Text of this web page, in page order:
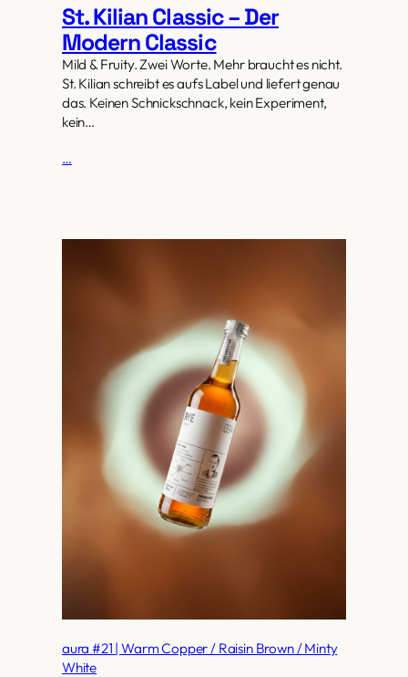
St. Kilian Classic – Der
Modern Classic
Mild & Fruity. Zwei Worte. Mehr braucht es nicht.
St. Kilian schreibt es aufs Label und liefert genau
das. Keinen Schnickschnack, kein Experiment,
kein…
…
aura #21 | Warm Copper / Raisin Brown / Minty
White